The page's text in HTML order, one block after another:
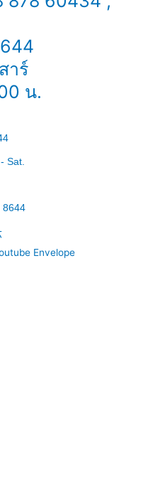
าร์
น.
Sat.
8644
Envelope